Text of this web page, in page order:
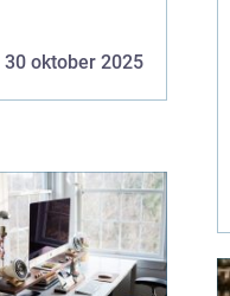
30 oktober 2025